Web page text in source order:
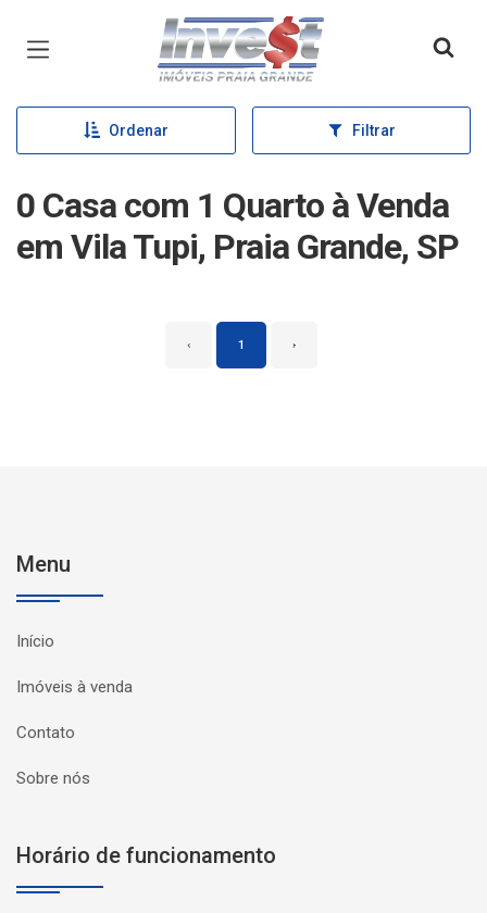
Página inicial
Ordenar Filtrar
0 Casa com 1 Quarto à Venda
em Vila Tupi, Praia Grande, SP
‹ 1 ›
Menu
Início
Imóveis à venda
Contato
Sobre nós
Horário de funcionamento